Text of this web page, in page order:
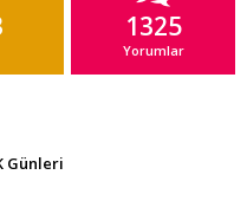
1325
Yorumlar
Günleri